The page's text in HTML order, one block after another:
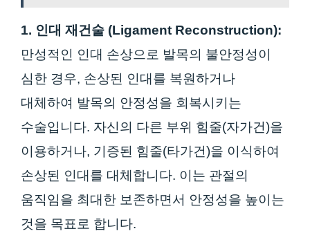
1. 인대 재건술 (Ligament Reconstruction):
만성적인 인대 손상으로 발목의 불안정성이
심한 경우, 손상된 인대를 복원하거나
대체하여 발목의 안정성을 회복시키는
수술입니다. 자신의 다른 부위 힘줄(자가건)을
이용하거나, 기증된 힘줄(타가건)을 이식하여
손상된 인대를 대체합니다. 이는 관절의
움직임을 최대한 보존하면서 안정성을 높이는
것을 목표로 합니다.